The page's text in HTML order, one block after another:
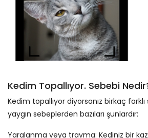
Kedim Topallıyor. Sebebi
Kedim topallıyor diyorsanız birkaç farklı
yaygın sebeplerden bazıları şunlardır:
Yaralanma veya travma: Kediniz bir